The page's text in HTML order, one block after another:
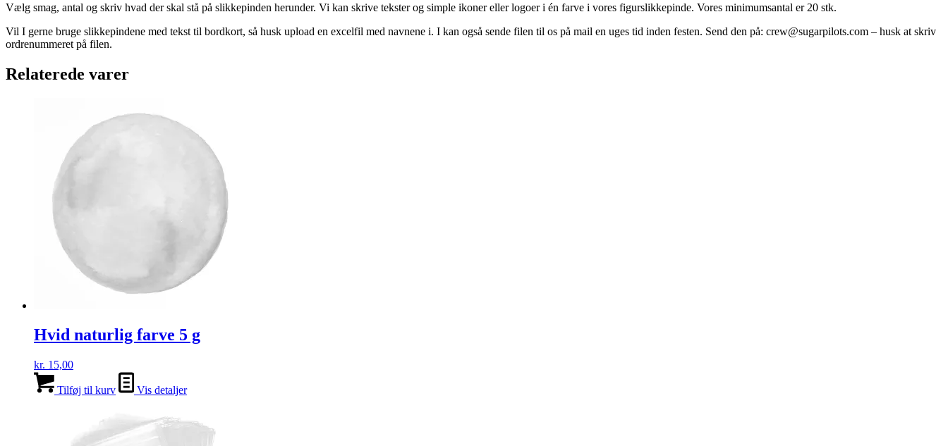
Vælg smag, antal og skriv hvad der skal stå på slikkepinden herunder. Vi kan skrive tekster og simple ikoner eller logoer i én farve i vores figurslikkepinde. Vores minimumsantal er 20 stk.
Vil I gerne bruge slikkepindene med tekst til bordkort, så husk upload en excelfil med navnene i. I kan også sende filen til os på mail en uges tid inden festen. Send den på: crew@sugarpilots.com – husk at skriv
ordrenummeret på filen.
Relaterede varer
Hvid naturlig farve 5 g
kr. 15,00
Tilføj til kurv Vis detaljer